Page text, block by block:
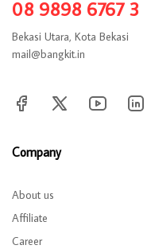
08 9898 6767 3
Bekasi Utara, Kota Bekasi
mail@bangkit.in
Company
About us
Affiliate
Career